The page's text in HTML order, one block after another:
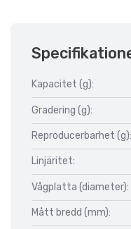
Kapacitet (g):
Gradering (g):
Reproducerbarhet (g):
Linjäritet:
Vågplatta (diameter):
Mått bredd (mm):